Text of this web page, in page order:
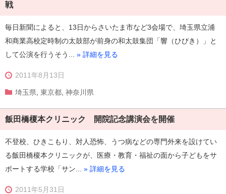
戦
毎日新聞によると、13日からさいたま市など3会場で、埼玉県立浦
和商業高校定時制の太鼓部が前身の和太鼓集団「響（ひびき）」と
して公演を行うそう... » 詳細を見る
2011年8月13日
埼玉県 東京都 神奈川県
飯田橋榎本クリニック 開院記念講演会を開催
不登校、ひきこもり、対人恐怖、うつ病などの専門外来を設けてい
る飯田橋榎本クリニックが、医療・教育・福祉の面から子どもをサ
ポートする学校「サン... » 詳細を見る
2011年5月31日